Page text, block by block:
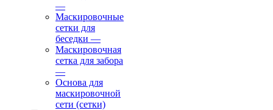
—
Маскировочные
сетки для
беседки —
Маскировочная
сетка для забора
—
Основа для
маскировочной
сети (сетки)